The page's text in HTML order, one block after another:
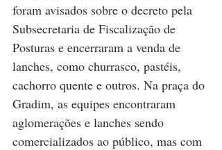
foram avisados sobre o decreto pela
Subsecretaria de Fiscalização de
Posturas e encerraram a venda de
lanches, como churrasco, pastéis,
cachorro quente e outros. Na praça do
Gradim, as equipes encontraram
aglomerações e lanches sendo
comercializados ao público, mas com